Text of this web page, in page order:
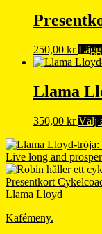
250,00 kr
Llama
350,00 kr Välj
Live long and prosper
Presentkort
Llama Lloyd
Kafémeny.